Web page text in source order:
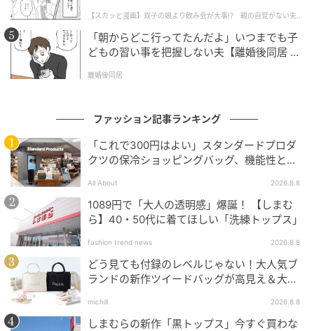
【スカッと漫画】双子の娘より飲み会が大事!? 親の自覚がない夫を
懲らしめた話
「朝からどこ行ってたんだよ」いつまでも子
どもの習い事を把握しない夫【離婚後同居 Vo
離婚後同居
ファッション記事ランキング
「これで300円はよい」スタンダードプロダ
クツの保冷ショッピングバッグ、機能性とデ
All About 2026.8.8
1089円で「大人の透明感」爆誕！ 【しまむ
ら】40・50代に着てほしい「洗練トップス」
fashion trend news 2026.8.8
どう見ても付録のレベルじゃない！大人気ブ
ランドの新作ツイードバッグが高見え＆大容
michill 2026.8.8
しまむらの新作「黒トップス」今すぐ買わな